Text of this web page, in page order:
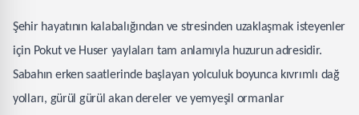
Şehir hayatının kalabalığından ve stresinden uzaklaşmak isteyenler
için Pokut ve Huser yaylaları tam anlamıyla huzurun adresidir.
Sabahın erken saatlerinde başlayan yolculuk boyunca kıvrımlı dağ
yolları, gürül gürül akan dereler ve yemyeşil ormanlar